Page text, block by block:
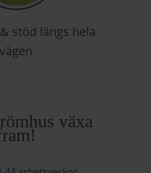
stöd längs hela
vägen
växa